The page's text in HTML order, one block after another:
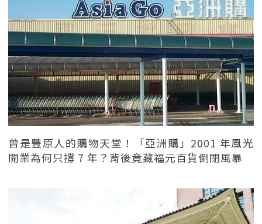
曾是豐原人的購物天堂！「亞洲購」2001 年風光
開業為何只撐 7 年？背後竟藏福元百貨倒閉風暴